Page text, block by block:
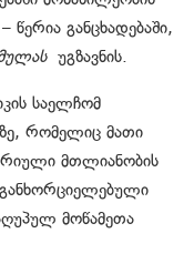
განცხადებაში,
უგზავნის.
საელჩომ
რომელიც მათი
მთლიანობის
განხორციელებული
მოწამეთა